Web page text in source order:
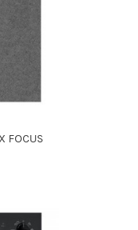
FOCUS